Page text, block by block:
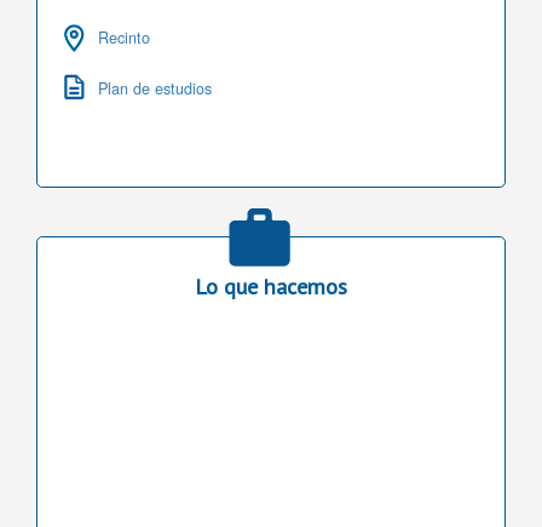
Recinto
Plan de estudios
Lo que hacemos